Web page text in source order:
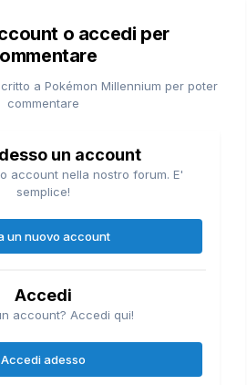
o accedi per
a Pokémon Millennium per poter
commentare
un account
account nella nostro forum. E'
semplice!
un nuovo account
Accedi
account? Accedi qui!
Accedi adesso